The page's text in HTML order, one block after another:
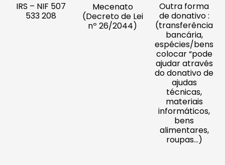
IRS – NIF 507
533 208
Mecenato
(Decreto de Lei
nº 26/2044)
Outra forma
de donativo :
(transferência
bancária,
espécies/bens
colocar “pode
ajudar através
do donativo de
ajudas
técnicas,
materiais
informáticos,
bens
alimentares,
roupas…)